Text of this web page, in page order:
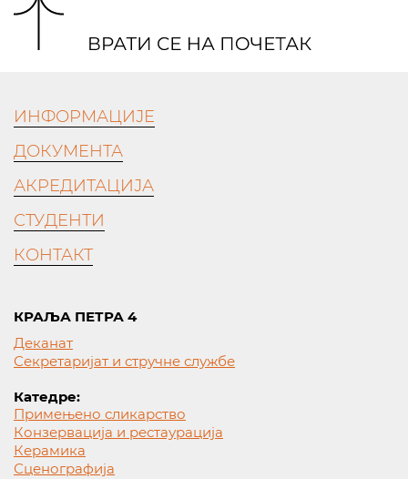
ИНФОРМАЦИЈЕ
ДОКУМЕНТА
АКРЕДИТАЦИЈА
СТУДЕНТИ
КОНТАКТ
КРАЉА ПЕТРА 4
Деканат
Секретаријат и стручне службе
Катедре:
Примењено сликарство
Конзервација и рестаурација
Керамика
Сценографија